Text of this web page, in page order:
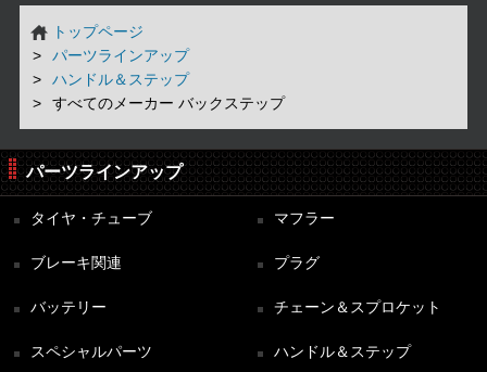
トップページ
パーツラインアップ
ハンドル＆ステップ
すべてのメーカー バックステップ
パーツラインアップ
タイヤ・チューブ マフラー
ブレーキ関連 プラグ
バッテリー チェーン＆スプロケット
スペシャルパーツ ハンドル＆ステップ